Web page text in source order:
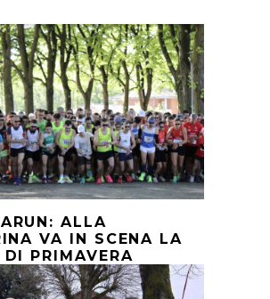
ALLA
VA IN SCENA LA
DI PRIMAVERA